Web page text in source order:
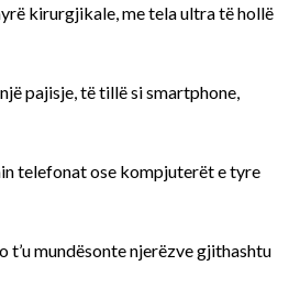
kirurgjikale, me tela ultra të hollë
pajisje, të tillë si smartphone,
telefonat ose kompjuterët e tyre
mundësonte njerëzve gjithashtu